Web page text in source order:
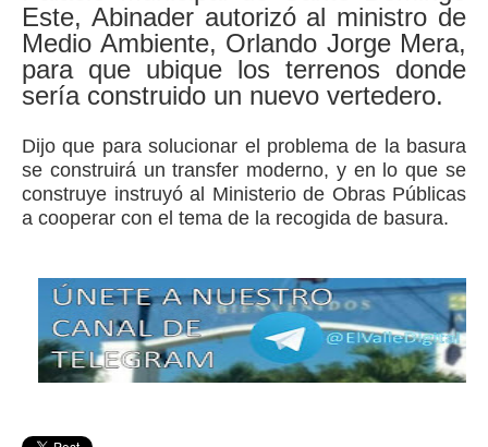
Este, Abinader autorizó al ministro de
Medio Ambiente, Orlando Jorge Mera,
para que ubique los terrenos donde
sería construido un nuevo vertedero.
Dijo que para solucionar el problema de la basura
se construirá un transfer moderno, y en lo que se
construye instruyó al Ministerio de Obras Públicas
a cooperar con el tema de la recogida de basura.